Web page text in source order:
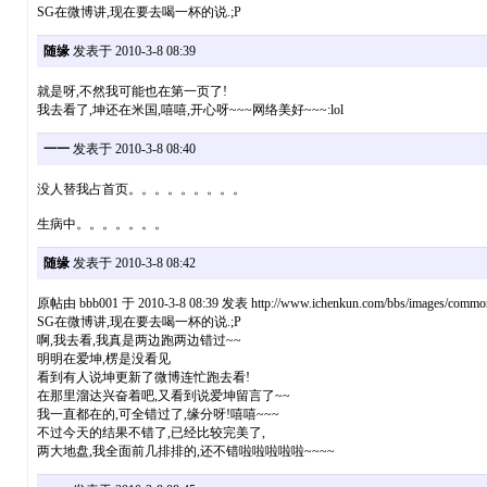
SG在微博讲,现在要去喝一杯的说.;P
随缘发表于 2010-3-8 08:39
就是呀,不然我可能也在第一页了!
我去看了,坤还在米国,嘻嘻,开心呀~~~网络美好~~~:lol
一一发表于 2010-3-8 08:40
没人替我占首页。。。。。。。。。
生病中。。。。。。。
随缘发表于 2010-3-8 08:42
原帖由 bbb001 于 2010-3-8 08:39 发表 http://www.ichenkun.com/bbs/images/
SG在微博讲,现在要去喝一杯的说.;P
啊,我去看,我真是两边跑两边错过~~
明明在爱坤,楞是没看见
看到有人说坤更新了微博连忙跑去看!
在那里溜达兴奋着吧,又看到说爱坤留言了~~
我一直都在的,可全错过了,缘分呀!嘻嘻~~~
不过今天的结果不错了,已经比较完美了,
两大地盘,我全面前几排排的,还不错啦啦啦啦啦~~~~